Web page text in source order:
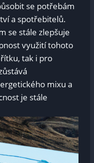
se potřebám‍
a spotřebitelů.
se stále zlepšuje
využití​ tohoto
tak i pro
⁢mixu a
je ⁢stále⁣